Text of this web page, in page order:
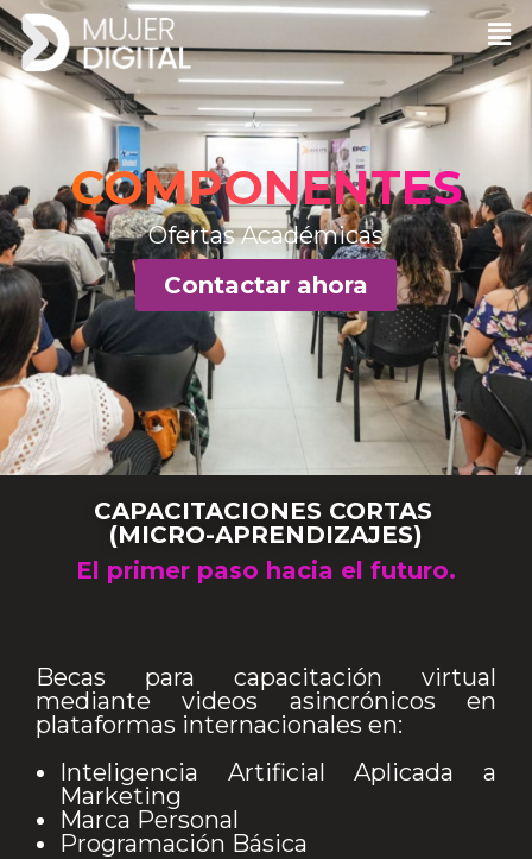
COMPONENTES
Ofertas Académicas
Contactar ahora
CAPACITACIONES CORTAS
(MICRO-APRENDIZAJES)
El primer paso hacia el futuro.
Becas para capacitación virtual
mediante videos asincrónicos en
plataformas internacionales en:
Inteligencia Artificial Aplicada a
Marketing
Marca Personal
Programación Básica